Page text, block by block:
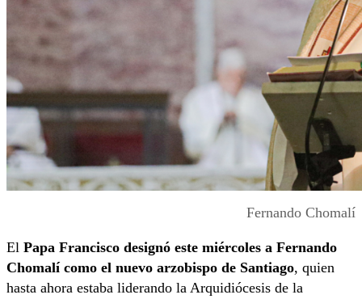
Fernando Chomalí
El Papa Francisco designó este miércoles a Fernando
Chomalí como el nuevo arzobispo de Santiago, quien
hasta ahora estaba liderando la Arquidiócesis de la